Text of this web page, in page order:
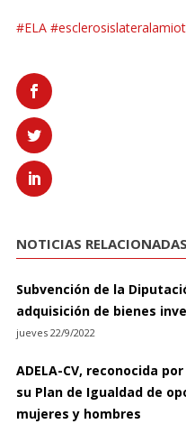
#ELA #
NOTICIAS RELACIONADAS
Subvención de la
adquisición de bienes
jueves 22/9/2022
ADELA-CV, reconocida
su Plan de Igualdad de
mujeres y hombres